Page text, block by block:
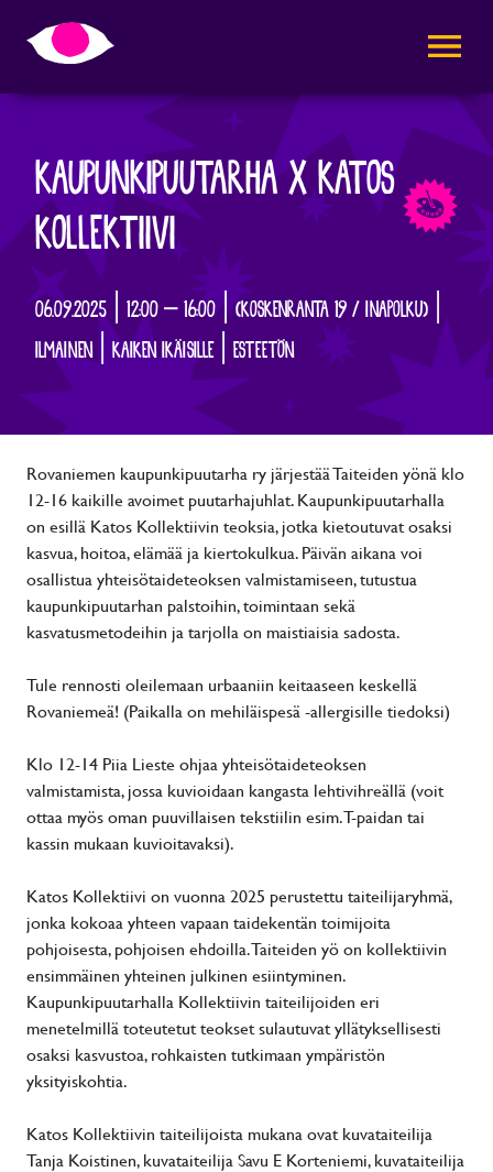
KAUPUNKIPUUTARHA X KATOS
KOLLEKTIIVI
06.09.2025 | 12:00 – 16:00 | (KOSKENRANTA 19 / INAPOLKU) |
ILMAINEN | KAIKEN IKÄISILLE | ESTEETÖN
Rovaniemen kaupunkipuutarha ry järjestää Taiteiden yönä klo
12-16 kaikille avoimet puutarhajuhlat. Kaupunkipuutarhalla
on esillä Katos Kollektiivin teoksia, jotka kietoutuvat osaksi
kasvua, hoitoa, elämää ja kiertokulkua. Päivän aikana voi
osallistua yhteisötaideteoksen valmistamiseen, tutustua
kaupunkipuutarhan palstoihin, toimintaan sekä
kasvatusmetodeihin ja tarjolla on maistiaisia sadosta.
Tule rennosti oleilemaan urbaaniin keitaaseen keskellä
Rovaniemeä! (Paikalla on mehiläispesä -allergisille tiedoksi)
Klo 12-14 Piia Lieste ohjaa yhteisötaideteoksen
valmistamista, jossa kuvioidaan kangasta lehtivihreällä (voit
ottaa myös oman puuvillaisen tekstiilin esim. T-paidan tai
kassin mukaan kuvioitavaksi).
Katos Kollektiivi on vuonna 2025 perustettu taiteilijaryhmä,
jonka kokoaa yhteen vapaan taidekentän toimijoita
pohjoisesta, pohjoisen ehdoilla. Taiteiden yö on kollektiivin
ensimmäinen yhteinen julkinen esiintyminen.
Kaupunkipuutarhalla Kollektiivin taiteilijoiden eri
menetelmillä toteutetut teokset sulautuvat yllätyksellisesti
osaksi kasvustoa, rohkaisten tutkimaan ympäristön
yksityiskohtia.
Katos Kollektiivin taiteilijoista mukana ovat kuvataiteilija
Tanja Koistinen, kuvataiteilija Savu E Korteniemi, kuvataiteilija